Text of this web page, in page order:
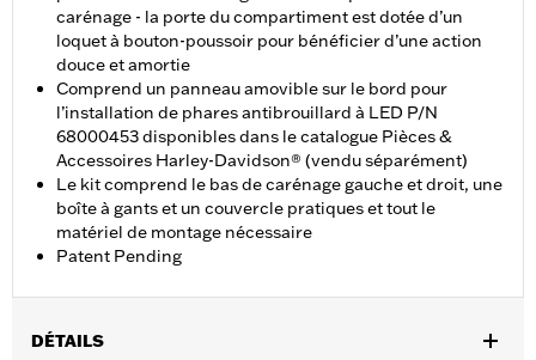
carénage - la porte du compartiment est dotée d’un
loquet à bouton-poussoir pour bénéficier d’une action
douce et amortie
Comprend un panneau amovible sur le bord pour
l’installation de phares antibrouillard à LED P/N
68000453 disponibles dans le catalogue Pièces &
Accessoires Harley-Davidson® (vendu séparément)
Le kit comprend le bas de carénage gauche et droit, une
boîte à gants et un couvercle pratiques et tout le
matériel de montage nécessaire
Patent Pending
DÉTAILS